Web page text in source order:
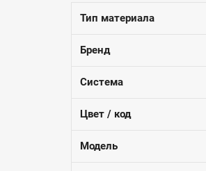
Тип материала
Бренд
Система
Цвет / код
Модель